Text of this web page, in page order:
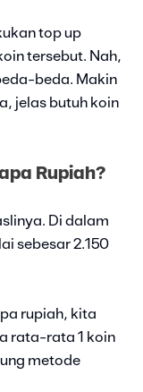
top up
tersebut. Nah,
beda. Makin
jelas butuh koin
Rupiah?
Di dalam
sebesar 2.150
rupiah, kita
rata-rata 1 koin
metode